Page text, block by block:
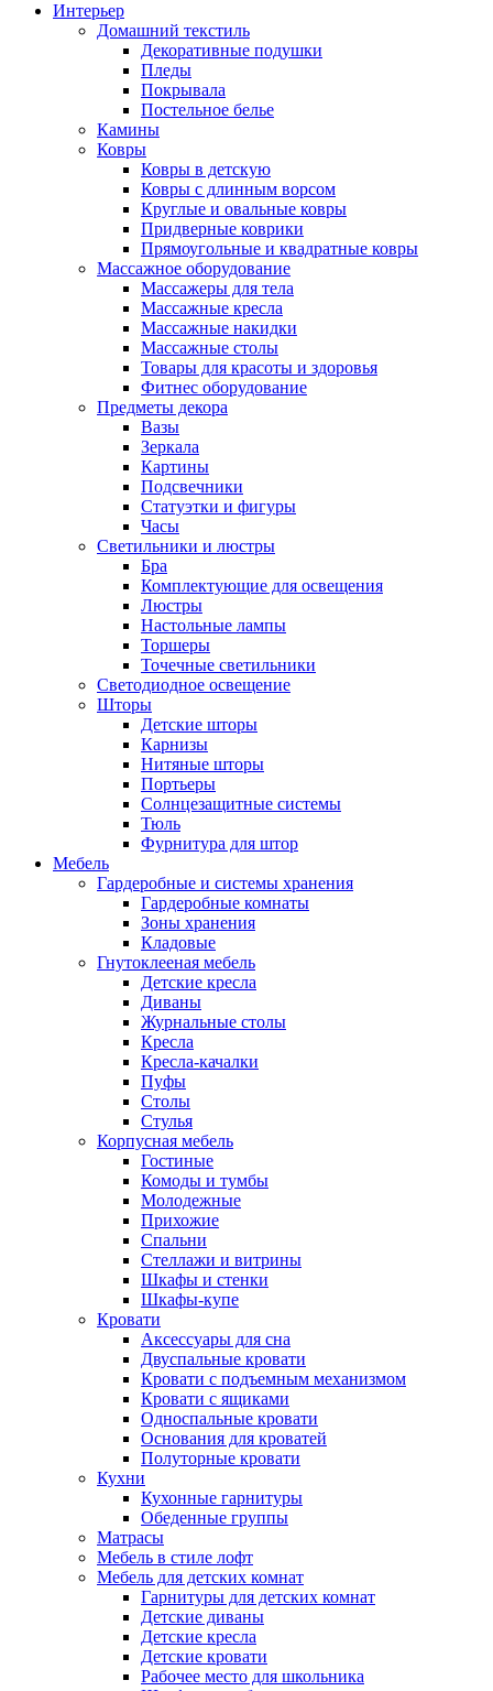
Интерьер
Домашний текстиль
Декоративные подушки
Пледы
Покрывала
Постельное белье
Камины
Ковры
Ковры в детскую
Ковры с длинным ворсом
Круглые и овальные ковры
Придверные коврики
Прямоугольные и квадратные ковры
Массажное оборудование
Массажеры для тела
Массажные кресла
Массажные накидки
Массажные столы
Товары для красоты и здоровья
Фитнес оборудование
Предметы декора
Вазы
Зеркала
Картины
Подсвечники
Статуэтки и фигуры
Часы
Светильники и люстры
Бра
Комплектующие для освещения
Люстры
Настольные лампы
Торшеры
Точечные светильники
Светодиодное освещение
Шторы
Детские шторы
Карнизы
Нитяные шторы
Портьеры
Солнцезащитные системы
Тюль
Фурнитура для штор
Мебель
Гардеробные и системы хранения
Гардеробные комнаты
Зоны хранения
Кладовые
Гнутоклееная мебель
Детские кресла
Диваны
Журнальные столы
Кресла
Кресла-качалки
Пуфы
Столы
Стулья
Корпусная мебель
Гостиные
Комоды и тумбы
Молодежные
Прихожие
Спальни
Стеллажи и витрины
Шкафы и стенки
Шкафы-купе
Кровати
Аксессуары для сна
Двуспальные кровати
Кровати с подъемным механизмом
Кровати с ящиками
Односпальные кровати
Основания для кроватей
Полуторные кровати
Кухни
Кухонные гарнитуры
Обеденные группы
Матрасы
Мебель в стиле лофт
Мебель для детских комнат
Гарнитуры для детских комнат
Детские диваны
Детские кресла
Детские кровати
Рабочее место для школьника